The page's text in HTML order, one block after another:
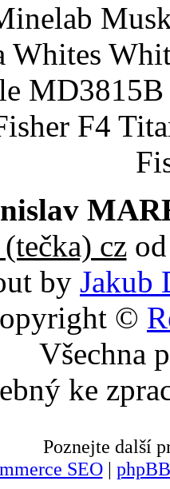
Whites
F4
czod
by Jakub
©
Všechna
ke
Poznejte další
SEO|